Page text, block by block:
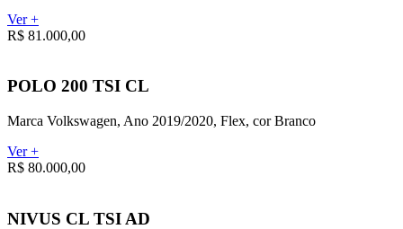
Ver +
R$ 81.000,00
POLO 200 TSI CL
Marca Volkswagen, Ano 2019/2020, Flex, cor Branco
Ver +
R$ 80.000,00
NIVUS CL TSI AD